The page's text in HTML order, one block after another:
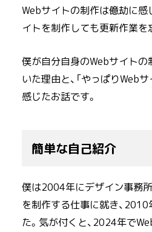
Webサイトの制作は億劫に感
イトを制作しても更新作業を
僕が自分自身のWebサイト
いた理由と、「やっぱりWeb
感じたお話です。
簡単な自己紹介
僕は2004年にデザイン事務
を制作する仕事に就き、
た。気が付くと、2024年で